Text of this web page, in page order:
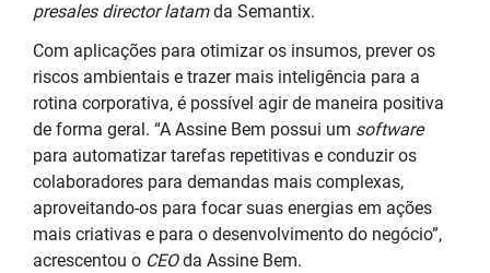
presales director latamda Semantix.
Com aplicações para otimizar os insumos, prever os
riscos ambientais e trazer mais inteligência para a
rotina corporativa, é possível agir de maneira positiva
de forma geral. “A Assine Bem possui um software
para automatizar tarefas repetitivas e conduzir os
colaboradores para demandas mais complexas,
aproveitando-os para focar suas energias em ações
mais criativas e para o desenvolvimento do negócio”,
acrescentou o CEOda Assine Bem.